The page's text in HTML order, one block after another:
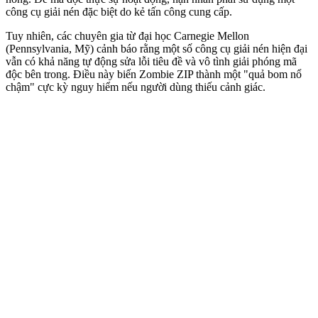
công cụ giải nén đặc biệt do kẻ tấn công cung cấp.
Tuy nhiên, các chuyên gia từ đại học Carnegie Mellon
(Pennsylvania, Mỹ) cảnh báo rằng một số công cụ giải nén hiện đại
vẫn có khả năng tự động sửa lỗi tiêu đề và vô tình giải phóng mã
độc bên trong. Điều này biến Zombie ZIP thành một "quả bom nổ
chậm" cực kỳ nguy hiểm nếu người dùng thiếu cảnh giác.